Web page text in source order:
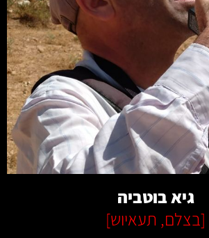
קרא עוד
גיא בוטביה
[בצלם, תעאיוש]